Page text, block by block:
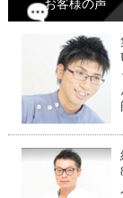
お客様の声